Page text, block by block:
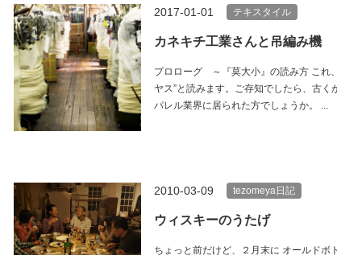
2017-01-01 テキスタイル
カネキチ工業さんと吊編み機
プロローグ ～『莫大小』の読み方 これ
ヤス”と読みます。ご存知でしたら、古く
パレル業界に居られた方でしょうか。 ...
2010-03-09 tezomeya日記
ウィスキーのうたげ
ちょっと前だけど、２月末に オールドボ